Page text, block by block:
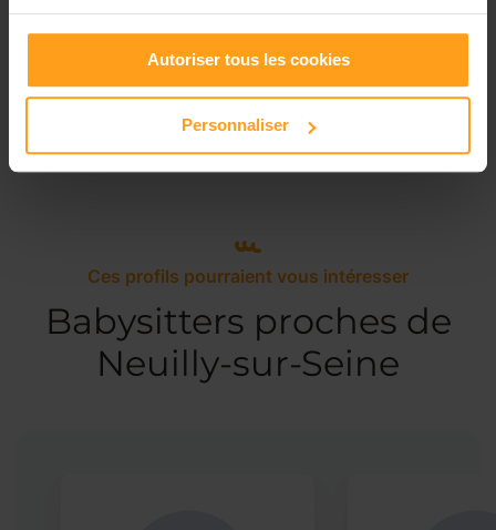
Autoriser tous les cookies
Personnaliser
Services proposés
Garde d’enfants Ménage
Ces profils pourraient vous intéresser
Babysitters proches de
Neuilly-sur-Seine